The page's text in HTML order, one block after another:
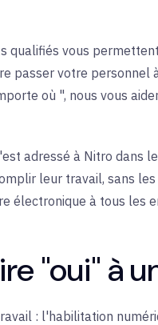
qualifiés vous
passer votre
où ", nous vous
adressé à Nitro dans
leur travail, sans
électronique à tous les
"oui" à
: l'habilitation